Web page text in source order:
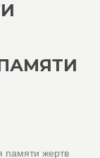
памяти жертв